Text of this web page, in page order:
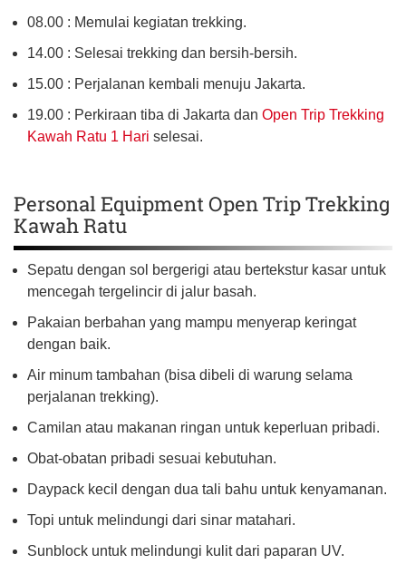
08.00 : Memulai kegiatan trekking.
14.00 : Selesai trekking dan bersih-bersih.
15.00 : Perjalanan kembali menuju Jakarta.
19.00 : Perkiraan tiba di Jakarta dan Open Trip Trekking
Kawah Ratu 1 Hari selesai.
Personal Equipment Open Trip Trekking
Kawah Ratu
Sepatu dengan sol bergerigi atau bertekstur kasar untuk
mencegah tergelincir di jalur basah.
Pakaian berbahan yang mampu menyerap keringat
dengan baik.
Air minum tambahan (bisa dibeli di warung selama
perjalanan trekking).
Camilan atau makanan ringan untuk keperluan pribadi.
Obat-obatan pribadi sesuai kebutuhan.
Daypack kecil dengan dua tali bahu untuk kenyamanan.
Topi untuk melindungi dari sinar matahari.
Sunblock untuk melindungi kulit dari paparan UV.